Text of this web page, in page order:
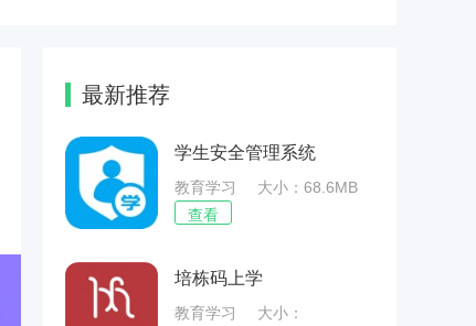
最新推荐
学生安全管理系统
教育学习
大小：68.6MB
查看
培栋码上学
教育学习
大小：